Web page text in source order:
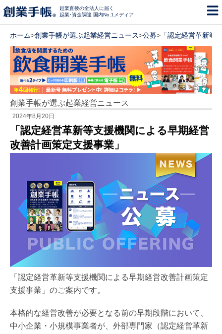
起業直後の全法人に届く
起業･資金調達 国内No.1メディア
ホーム>創業手帳が選ぶ起業経営ニュース>公募> 「認定経営革新等
創業手帳が選ぶ起業経営ニュース
2024年8月20日
「認定経営革新等支援機関による早期経営
改善計画策定支援事業」
「認定経営革新等支援機関による早期経営改善計画策定
支援事業」のご案内です。
本格的な経営改善が必要となる前の早期段階において、
中小企業・小規模事業者が、外部専門家（認定経営革新